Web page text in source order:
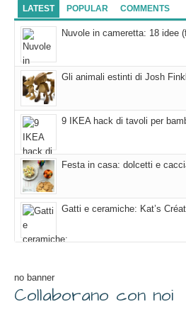
LATEST POPULAR COMMENTS
Nuvole in cameretta: 18
Gli animali estinti di Josh
9 IKEA hack di tavoli per
Festa in casa: dolcetti e
Gatti e ceramiche: Kat’s
no banner
Collaborano con noi